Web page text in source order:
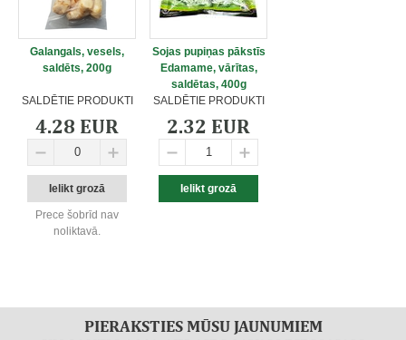
Galangals, vesels,
saldēts, 200g
SALDĒTIE PRODUKTI
4.28 EUR
Prece šobrīd nav
noliktavā.
Sojas pupiņas pākstīs
Edamame, vārītas,
saldētas, 400g
SALDĒTIE PRODUKTI
2.32 EUR
PIERAKSTIES MŪSU JAUNUMIEM